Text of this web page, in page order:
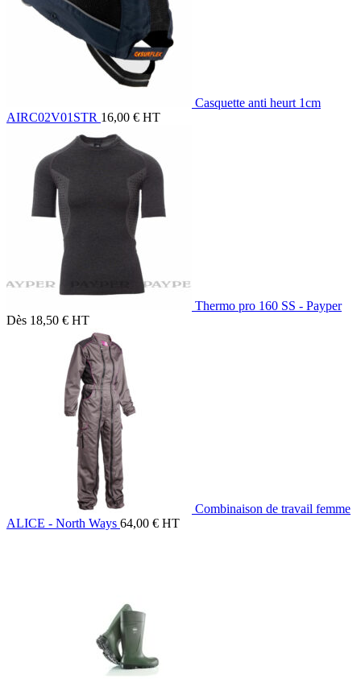
Casquette anti heurt 1cm
AIRC02V01STR 16,00 € HT
Thermo pro 160 SS - Payper
Dès 18,50 € HT
Combinaison de travail femme
ALICE - North Ways 64,00 € HT